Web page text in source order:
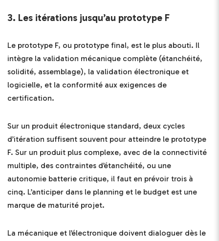
3. Les itérations jusqu’au prototype F
Le prototype F, ou prototype final, est le plus abouti. Il
intègre la validation mécanique complète (étanchéité,
solidité, assemblage), la validation électronique et
logicielle, et la conformité aux exigences de
certification.
Sur un produit électronique standard, deux cycles
d’itération suffisent souvent pour atteindre le prototype
F. Sur un produit plus complexe, avec de la connectivité
multiple, des contraintes d’étanchéité, ou une
autonomie batterie critique, il faut en prévoir trois à
cinq. L’anticiper dans le planning et le budget est une
marque de maturité projet.
La mécanique et l’électronique doivent dialoguer dès le